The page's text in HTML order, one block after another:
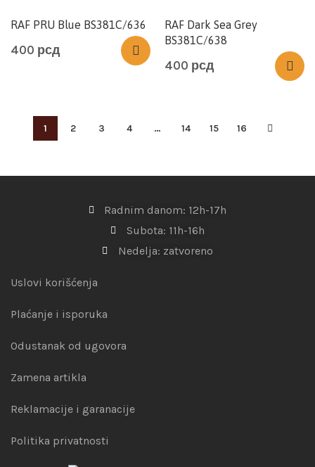
RAF PRU Blue BS381C/636
400 рсд
RAF Dark Sea Grey
BS381C/638
400 рсд
1 2 3 4 … 14 15 16
Radnim danom: 12h-17h
Subota: 11h-16h
Nedelja: zatvoreno
Uslovi korišćenja
Plaćanje i isporuka
Odustanak od ugovora
Zamena artikla
Reklamacije i garanacije
Politika privatnosti